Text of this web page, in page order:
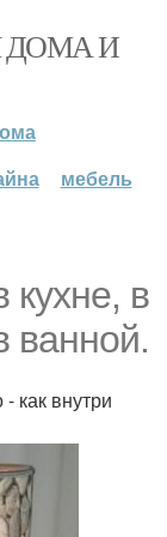
ДОМА И
мебель
кухне, в
ванной.
как внутри